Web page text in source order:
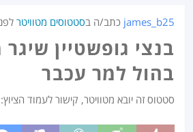
james_b25 כתב/ה בסטטוסים מטוויטר
בנצי גופשטיין
בהול למר עכבר
סטטוס זה יובא מטוויטר, קישור לעמוד